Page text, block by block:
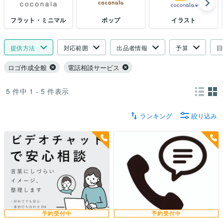
フラット・ミニマル ポップ イラスト
提供方法 対応範囲 出品者情報 予算
ロゴ作成全般 電話相談サービス
5 件中 1 - 5 件表示
ランキング 絞り込み
予約受付中 予約受付中